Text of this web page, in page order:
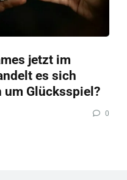
jetzt im
es sich
Glücksspiel?
0